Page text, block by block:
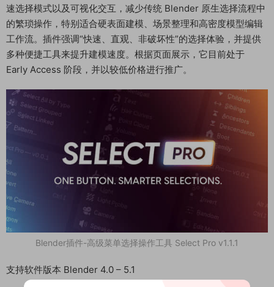
速选择模式以及可视化交互，减少传统 Blender 原生选择流程中
的繁琐操作，特别适合硬表面建模、场景整理和高密度模型编辑
工作流。插件强调“快速、直观、非破坏性”的选择体验，并提供
多种便捷工具来提升建模速度。根据页面展示，它目前处于
Early Access 阶段，并以较低价格进行推广。
Blender插件-高级菜单选择操作工具 Select Pro v1.1.1
支持软件版本 Blender 4.0 – 5.1